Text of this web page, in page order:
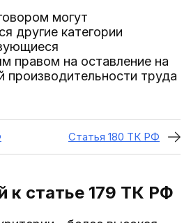
могут
другие категории
правом на оставление на
производительности труда
Статья 180 ТК РФ
статье 179 ТК РФ